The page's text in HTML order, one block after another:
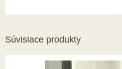
Súvisiace produkty